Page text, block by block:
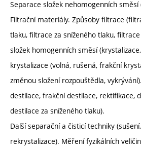
Separace složek nehomogenních
Filtrační materiály. Způsoby filtrace
tlaku, filtrace za sníženého tlaku,
složek homogenních směsí
krystalizace (volná, rušená, frakční
změnou složení rozpouštědla,
destilace, frakční destilace, rektifikace,
destilace za sníženého tlaku).
Další separační a čisticí techniky
rekrystalizace). Měření fyzikálních